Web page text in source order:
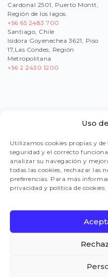
Uso
Utilizamos cookies propias y
seguridad y el correcto
analizar su navegación y
todas las cookies, rechazar las
preferencias. Para más
privacidad y política de cookies.
Cardonal 2501, Puerto Montt,
Región de los lagos.
+56 65 2483 700
Santiago, Chile
Isidora Goyenechea 3621, Piso
17,Las Condes, Región
Metropolitana
+56 2 2430 1200
PORTAL PROVEEDORES
LEGISLACIÓN
CANAL DE DENUNCIAS